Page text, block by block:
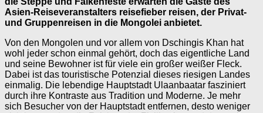
Asien-Reiseveranstalters reisefieber reisen, der Privat-
und Gruppenreisen in die Mongolei anbietet.
Von den Mongolen und vor allem von Dschingis Khan hat
wohl jeder schon einmal gehört, doch das eigentliche Land
und seine Bewohner ist für viele ein großer weißer Fleck.
Dabei ist das touristische Potenzial dieses riesigen Landes
einmalig. Die lebendige Hauptstadt Ulaanbaatar fasziniert
durch ihre Kontraste aus Tradition und Moderne. Je mehr
sich Besucher von der Hauptstadt entfernen, desto weniger